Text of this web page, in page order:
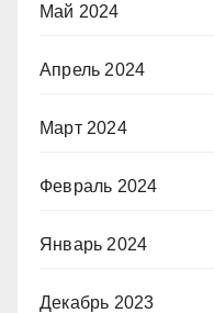
Май 2024
Апрель 2024
Март 2024
Февраль 2024
Январь 2024
Декабрь 2023